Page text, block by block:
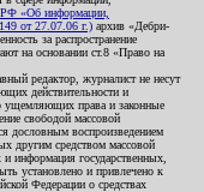
РФ «Об информации,
от 27.07.06 г.) архив «Дебри-
за распространение
на основании ст.8 «Право на
редактор, журналист не несут
действительности и
ущемляющих права и законные
свободой массовой
дословным воспроизведением
другим средством массовой
информация государственных,
установлено и привлечено к
Федерации о средствах